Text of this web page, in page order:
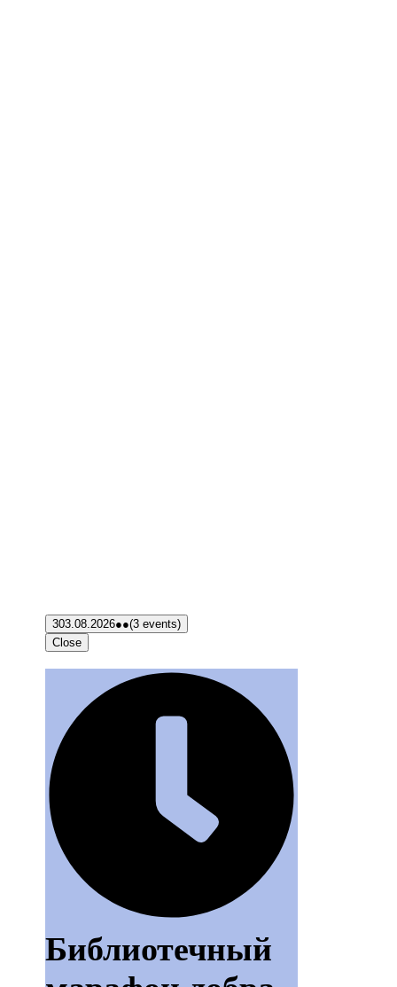
303.08.2026●●(3 events)
Close
Библиотечный